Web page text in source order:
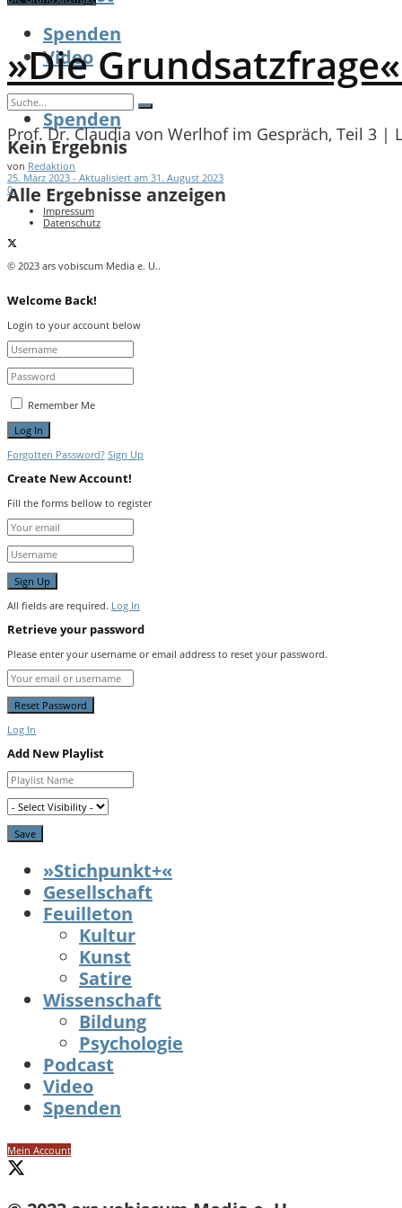
Video
Spenden
Spenden
Kein Ergebnis
Alle Ergebnisse anzeigen
»Die
Prof. Dr. Claudia von Werlhof im Gespräch, Teil 3 |
von Redaktion
25. März 2023 - Aktualisiert am 31. August 2023
0
Impressum
Datenschutz
© 2023 ars vobiscum Media e. U..
Welcome Back!
Login to your account below
Remember Me
Forgotten Password? Sign Up
Create New Account!
Fill the forms bellow to register
All fields are required. Log In
Retrieve your password
Please enter your username or email address to reset your password.
Log In
Add New Playlist
»Stichpunkt+«
Gesellschaft
Feuilleton
Kultur
Kunst
Satire
Wissenschaft
Bildung
Psychologie
Podcast
Video
Spenden
Mein Account